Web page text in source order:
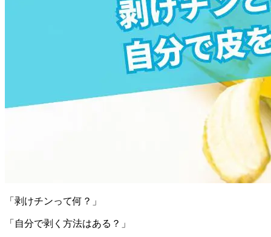
「剥けチンって何？」
「自分で剥く方法はある？」